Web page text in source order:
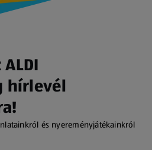
hírlevél
és nyereményjátékainkról